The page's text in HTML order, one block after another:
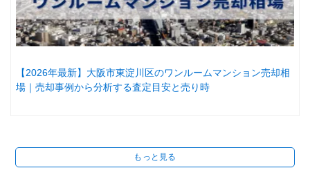
【2026年最新】大阪市東淀川区のワンルームマンション売却相
場｜売却事例から分析する査定目安と売り時
もっと見る